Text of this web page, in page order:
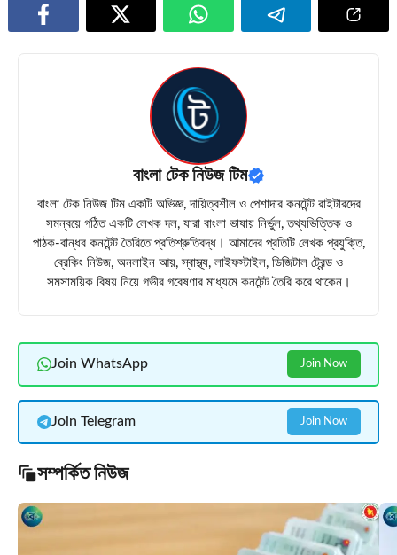
বাংলা টেক নিউজ টিম
বাংলা টেক নিউজ টিম একটি অভিজ্ঞ, দায়িত্বশীল ও পেশাদার কনটেন্ট রাইটারদের
সমন্বয়ে গঠিত একটি লেখক দল, যারা বাংলা ভাষায় নির্ভুল, তথ্যভিত্তিক ও
পাঠক-বান্ধব কনটেন্ট তৈরিতে প্রতিশ্রুতিবদ্ধ। আমাদের প্রতিটি লেখক প্রযুক্তি,
ব্রেকিং নিউজ, অনলাইন আয়, স্বাস্থ্য, লাইফস্টাইল, ডিজিটাল ট্রেন্ড ও
সমসাময়িক বিষয় নিয়ে গভীর গবেষণার মাধ্যমে কনটেন্ট তৈরি করে থাকেন।
Join WhatsApp Join Now
Join Telegram Join Now
সম্পর্কিত নিউজ